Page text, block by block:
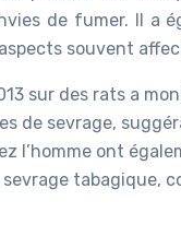
de fumer. Il a
souvent
sur des rats a
de sevrage,
l’homme ont
sevrage tabagique,